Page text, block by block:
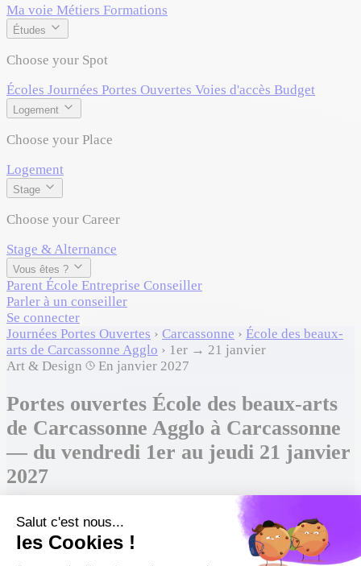
Ma voie Métiers Formations
Études
Choose your Spot
Écoles Journées Portes Ouvertes Voies d'accès Budget
Logement
Choose your Place
Logement
Stage
Choose your Career
Stage & Alternance
Vous êtes ?
Parent École Entreprise Conseiller
Parler à un conseiller
Se connecter
Journées Portes Ouvertes › Carcassonne › École des beaux-
arts de Carcassonne Agglo › 1er → 21 janvier
Art & Design
En janvier 2027
Portes ouvertes École des beaux-arts
de Carcassonne Agglo à Carcassonne
— du vendredi 1er au jeudi 21 janvier
2027
Google Agenda Ajouter à mon agenda Enregistrer